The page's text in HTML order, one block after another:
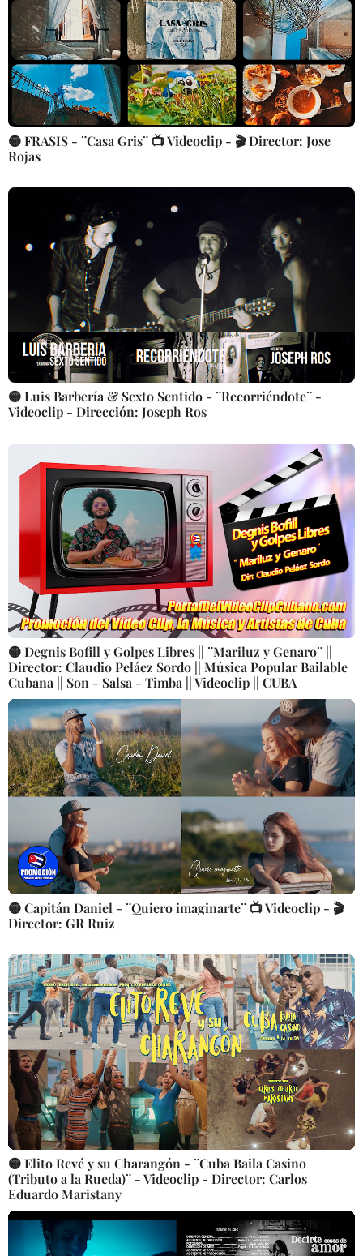
🟡 FRASIS - ¨Casa Gris¨ 📺 Videoclip - 🎬 Director: Jose
Rojas
🟡 Luis Barbería & Sexto Sentido - ¨Recorriéndote¨ -
Videoclip - Dirección: Joseph Ros
🟡 Degnis Bofill y Golpes Libres || ¨Mariluz y Genaro¨ ||
Director: Claudio Peláez Sordo || Música Popular Bailable
Cubana || Son - Salsa - Timba || Videoclip || CUBA
🟡 Capitán Daniel - ¨Quiero imaginarte¨ 📺 Videoclip - 🎬
Director: GR Ruiz
🟡 Elito Revé y su Charangón - ¨Cuba Baila Casino
(Tributo a la Rueda)¨ - Videoclip - Director: Carlos
Eduardo Maristany